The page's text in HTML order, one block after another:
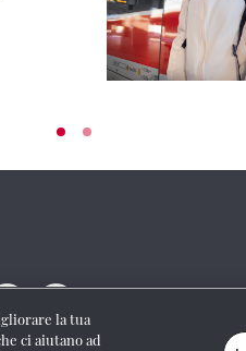
la tua
ci aiutano ad